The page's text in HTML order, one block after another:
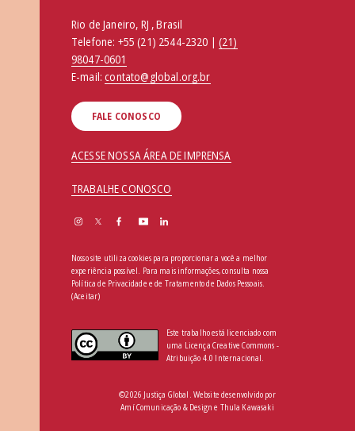
Rio de Janeiro, RJ , Brasil
Telefone: +55 (21) 2544-2320 | (21)
98047-0601
E-mail:contato@global.org.br
FALE CONOSCO
ACESSE NOSSA ÁREA DE IMPRENSA
TRABALHE CONOSCO
Nosso site utiliza cookies para proporcionar a você a melhor
experiência possível. Para mais informações, consulta nossa
Política de Privacidade e de Tratamento de Dados Pessoais
(Aceitar)
Este trabalho está licenciado com
uma Licença Creative Commons -
Atribuição 4.0 Internacional.
©2026 Justiça Global. Website desenvolvido por
Amí Comunicação & Design e Thula Kawasaki